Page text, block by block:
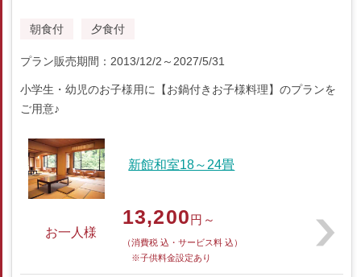
朝食付 夕食付
プラン販売期間：2013/12/2～2027/5/31
小学生・幼児のお子様用に【お鍋付きお子様料理】のプランを
ご用意♪
新館和室18～24畳
お一人様
13,200円～
（消費税 込・サービス料 込）
※子供料金設定あり